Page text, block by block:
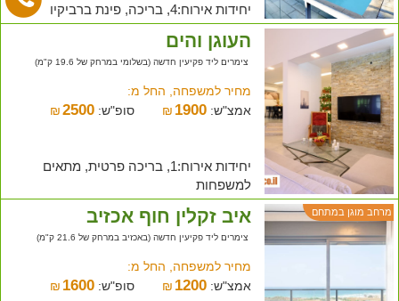
יחידות אירוח:4, בריכה, פינת ברביקיו
העוגן והים
צימרים ליד פקיעין חדשה (בשלומי במרחק של 19.6 ק"מ)
מחיר למשפחה, החל מ:
אמצ"ש:
₪ 1900 סופ"ש: ₪ 2500
יחידות אירוח:1, בריכה פרטית, מתאים
למשפחות
מרחב מוגן במתחם איב זקלין חוף אכזיב
צימרים ליד פקיעין חדשה (באכזיב במרחק של 21.6 ק"מ)
מחיר למשפחה, החל מ:
אמצ"ש:
₪ 1200 סופ"ש: ₪ 1600